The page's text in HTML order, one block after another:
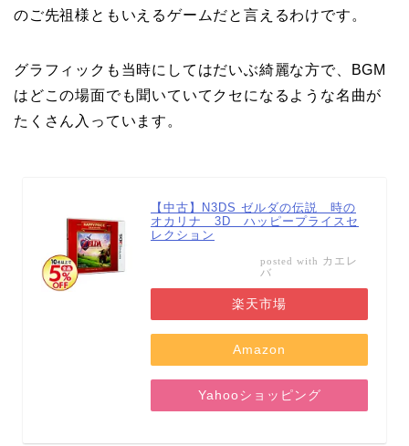
のご先祖様ともいえるゲームだと言えるわけです。
グラフィックも当時にしてはだいぶ綺麗な方で、BGM
はどこの場面でも聞いていてクセになるような名曲が
たくさん入っています。
【中古】N3DS ゼルダの伝説 時の
オカリナ 3D ハッピープライスセ
レクション
posted with カエレ
バ
楽天市場
Amazon
Yahooショッピング